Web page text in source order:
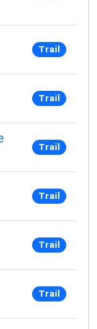
Trail
Trail
Trail
Trail
Trail
Trail